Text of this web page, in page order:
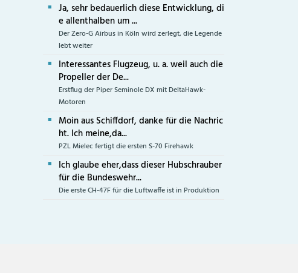
Ja, sehr bedauerlich diese Entwicklung, di
e allenthalben um ...
Der Zero-G Airbus in Köln wird zerlegt, die Legende
lebt weiter
Interessantes Flugzeug, u. a. weil auch die
Propeller der De...
Erstflug der Piper Seminole DX mit DeltaHawk-
Motoren
Moin aus Schiffdorf, danke für die Nachric
ht. Ich meine,da...
PZL Mielec fertigt die ersten S-70 Firehawk
Ich glaube eher,dass dieser Hubschrauber
für die Bundeswehr...
Die erste CH-47F für die Luftwaffe ist in Produktion